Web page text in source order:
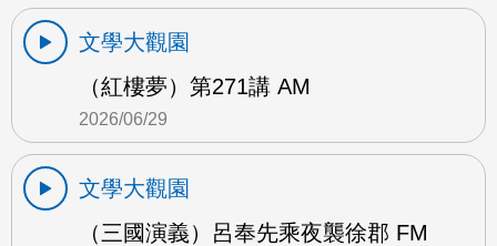
文學大觀園
（紅樓夢）第271講 AM
2026/06/29
文學大觀園
（三國演義）呂奉先乘夜襲徐郡 FM